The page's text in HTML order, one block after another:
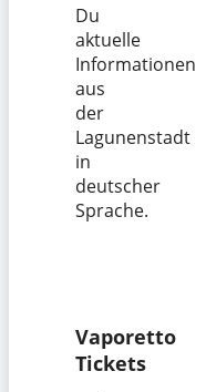
Du
aktuelle
Informationen
aus
der
Lagunenstadt
in
deutscher
Sprache.
Vaporetto
Tickets